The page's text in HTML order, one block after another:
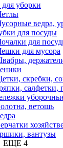
уборки
ведра,
для посуды
для
для мусора
скребки,
салфетки,
ветошь
вантузы
ЕЩЕ 4